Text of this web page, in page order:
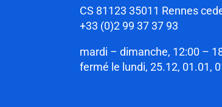
CS 81123 35011 Rennes
+33 (0)2 99 37 37 93
mardi – dimanche, 12:00 –
fermé le lundi, 25.12, 01.01,